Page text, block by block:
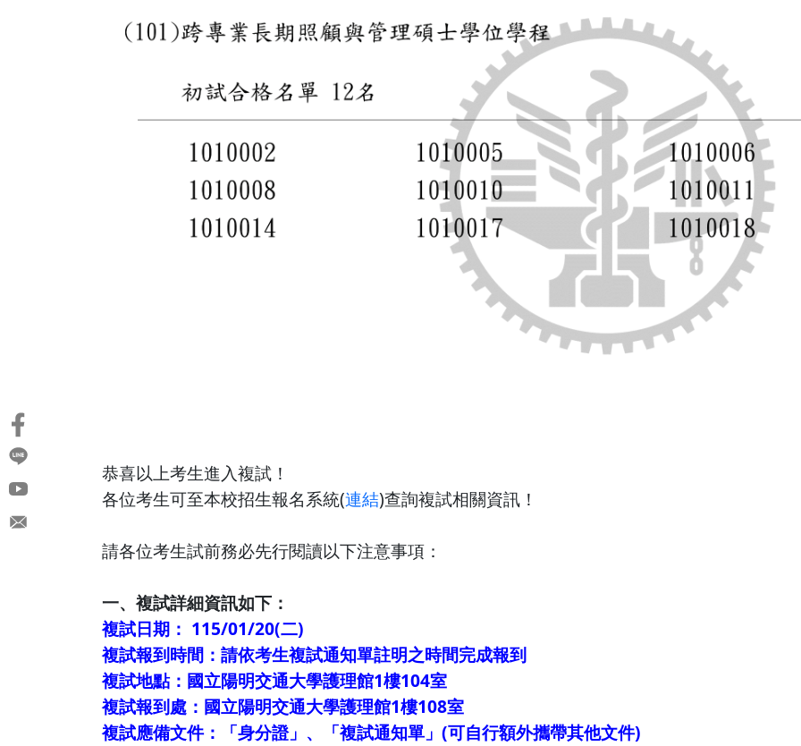
恭喜以上考生進入複試！
各位考生可至本校招生報名系統(連結)查詢複試相關資訊！
​​​​請各位考生試前務必先行閱讀以下注意事項：
一、複試詳細資訊如下：
複試日期： 115/01/20(二)
複試報到時間：請依考生複試通知單註明之時間完成報到
複試地點：國立陽明交通大學護理館1樓104室
複試報到處：國立陽明交通大學護理館1樓108室
複試應備文件：「身分證」、「複試通知單」(可自行額外攜帶其他文件)